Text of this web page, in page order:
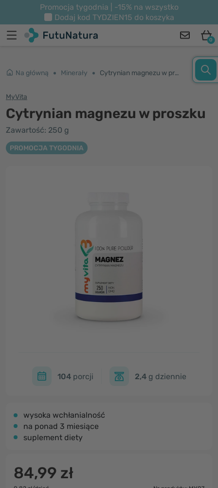
Promocja tygodnia | -15% na wszystko
Dodaj kod TYDZIEN15 do koszyka
0
Na główną Minerały Cytrynian magnezu w proszku
MyVita
Cytrynian magnezu w proszku
Zawartość: 250 g
PROMOCJA TYGODNIA
104porcji 2,4g dziennie
wysoka wchłanialność
na ponad 3 miesiące
suplement diety
84,99 zł